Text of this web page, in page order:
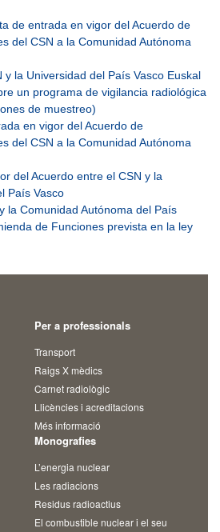
de entrada en vigor del Acuerdo de
del CSN a la Comunidad Autónoma
y la Universidad del País Vasco Euskal
un programa de vigilancia radiológica
de muestreo)
en vigor del Acuerdo de
del CSN a la Comunidad Autónoma
del Acuerdo entre el CSN y la
País Vasco
la Comunidad Autónoma del País
de Funciones prevista en la ley
Per a professionals
Transport
Raigs X mèdics
Carnet radiològic
Llicències i acreditacions
Més informació
Monografies
L’energia nuclear
Les radiacions
Residus radioactius
El combustible nuclear i el seu